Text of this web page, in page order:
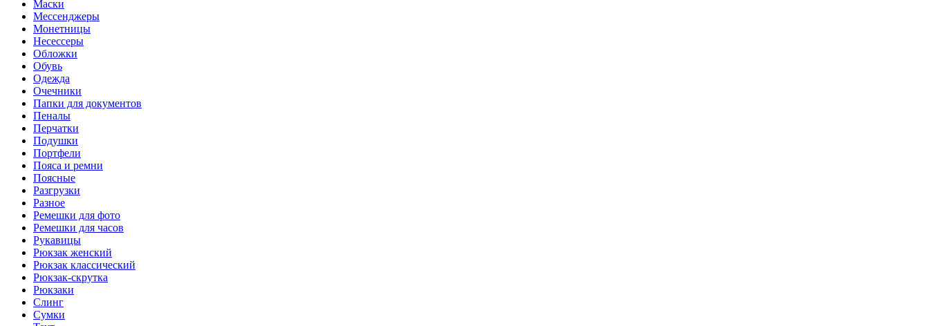
Маски
Мессенджеры
Монетницы
Несессеры
Обложки
Обувь
Одежда
Очечники
Папки для документов
Пеналы
Перчатки
Подушки
Портфели
Пояса и ремни
Поясные
Разгрузки
Разное
Ремешки для фото
Ремешки для часов
Рукавицы
Рюкзак женский
Рюкзак классический
Рюкзак-скрутка
Рюкзаки
Слинг
Сумки